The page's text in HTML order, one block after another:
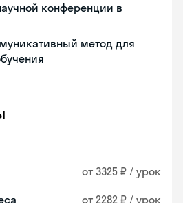
конференции в
метод для
от 3325 ₽ / урок
от 2282 ₽ / урок